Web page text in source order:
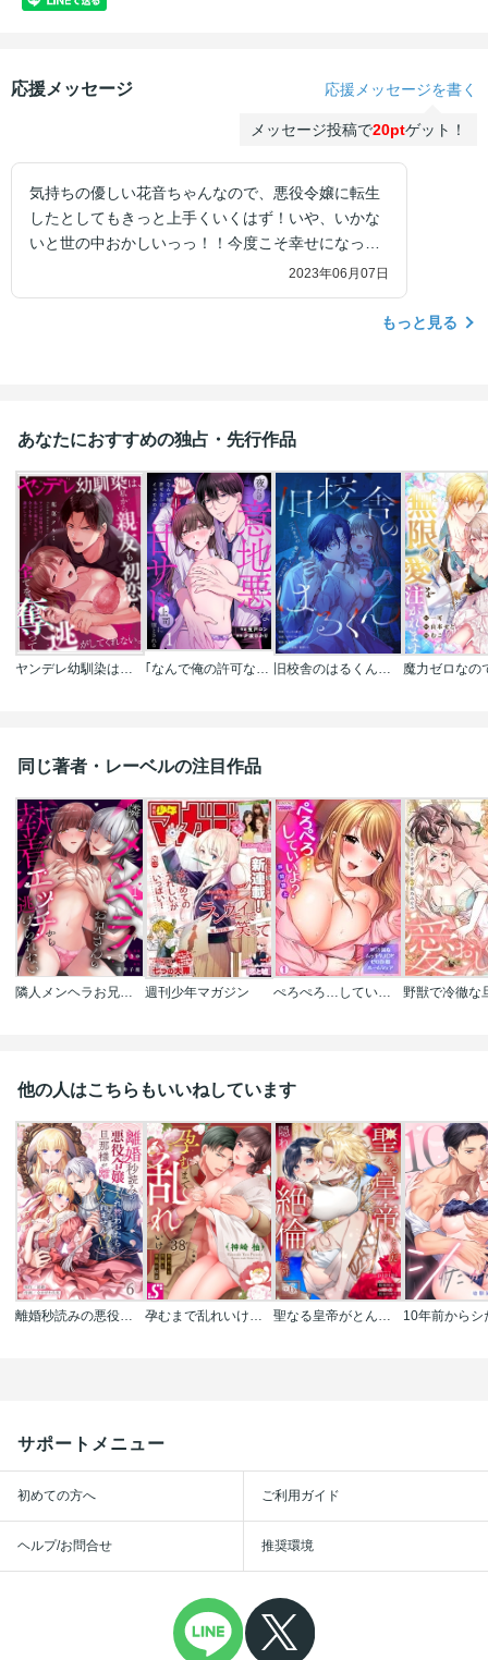
応援メッセージ 応援メッセージを書く
メッセージ投稿で20ptゲット！
気持ちの優しい花音ちゃんなので、悪役令嬢に転生
したとしてもきっと上手くいくはず！いや、いかな
いと世の中おかしいっっ！！今度こそ幸せになって
2023年06月07日
もっと見る
あなたにおすすめの独占・先行作品
同じ著者・レーベルの注目作品
隣人メンヘラお兄さんの執着エッチから逃げられない 週刊少年マガジン ぺろぺろ…していいよ?～無防備なムッチリJDとゼロ距離ルームシェア【フルカラー】
他の人はこちらもいいねしています
離婚秒読みの悪役令嬢と入れ替わったら…旦那様が離してくれません！？ 孕むまで乱れいけ～身代わり花嫁と軍服の猛愛 聖なる皇帝がとんだ隠れ絶倫だった件【単話】
サポートメニュー
初めての方へ ご利用ガイド
ヘルプ/お問合せ 推奨環境